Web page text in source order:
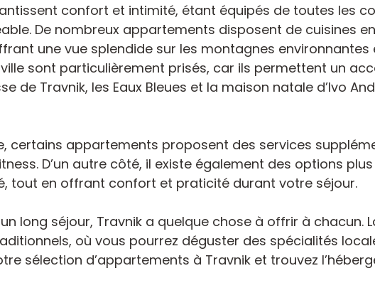
confort et intimité, étant équipés de toutes les
De nombreux appartements disposent de cuisines
une vue splendide sur les montagnes environnantes
sont particulièrement prisés, car ils permettent un
de Travnik, les Eaux Bleues et la maison natale d’Ivo
certains appartements proposent des services
D’un autre côté, il existe également des options
tout en offrant confort et praticité durant votre séjour.
long séjour, Travnik a quelque chose à offrir à chacun.
où vous pourrez déguster des spécialités
sélection d’appartements à Travnik et trouvez